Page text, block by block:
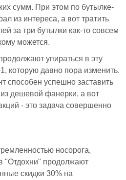
сумм. При этом по бутылке-
из интереса, а вот тратить
за три бутылки как-то совсем
можется.
упираться в эту
которую давно пора изменить.
успешно заставить
дешевой фанерки, а вот
- это задача совершенно
носорога,
"Отдохни" продолжают
скидки 30% на